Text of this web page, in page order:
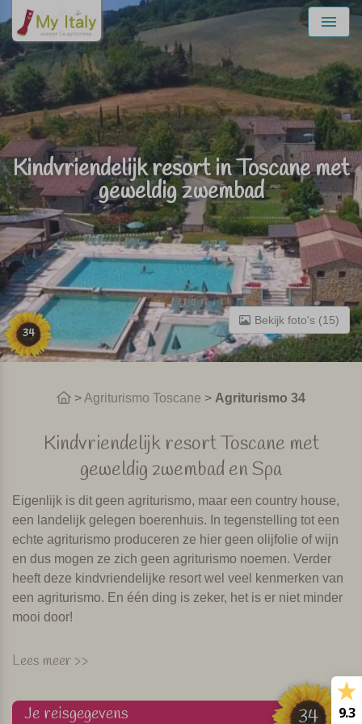
Menu
34
Bekijk foto's (15)
Kindvriendelijk resort in Toscane met
geweldig zwembad
>Agriturismo Toscane > Agriturismo 34
Kindvriendelijk resort Toscane met
geweldig zwembad en Spa
Eigenlijk is dit geen agriturismo, maar een country house,
een landelijk gelegen boerenhuis. In tegenstelling tot een
echte agriturismo produceren ze hier geen olijfolie of wijn
en dus mogen ze zich geen agriturismo noemen. Verder
heeft deze kindvriendelijke resort wel veel kenmerken van
een agriturismo. En één ding is zeker, het is er niet minder
mooi door!
Op loopafstand van een gezellig dorpje
Het country resort is rustig gelegen, op loopafstand van
een gezellig klein dorpje. Hier vind je diverse winkeltjes,
Lees meer >>
34
Je reisgegevens 9.3